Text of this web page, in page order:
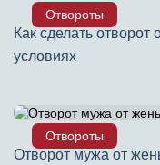
Отвороты
Как сделать
условиях
Отвороты
Отворот мужа от